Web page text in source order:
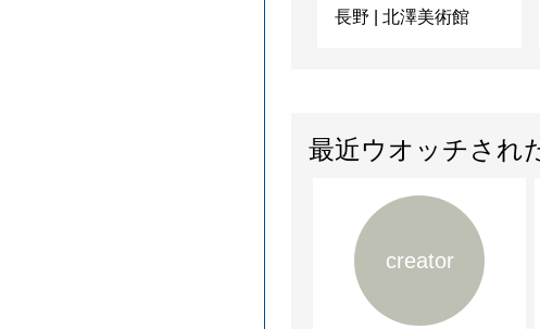
長野
北澤美術館
最近ウオッチされ
creator